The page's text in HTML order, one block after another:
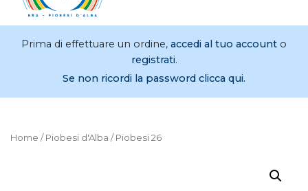
Prima di effettuare un ordine, accedi al tuo account o
registrati.
Se non ricordi la password clicca qui.
Home /Piobesi d'Alba / Piobesi 26